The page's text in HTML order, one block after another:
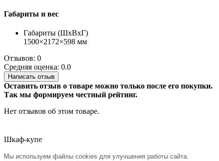
Габариты и вес
Габариты (ШхВхГ)
1500×2172×598 мм
Отзывов: 0
Средняя оценка: 0.0
Написать отзыв
Оставить отзыв о товаре можно только после его покупки.
Так мы формируем честный рейтинг.
Нет отзывов об этом товаре.
Шкаф-купе
Мы используем файлы cookies для улучшения работы сайта.